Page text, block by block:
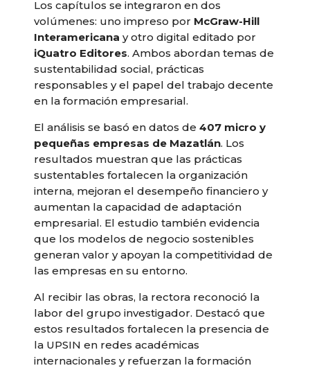
Los capítulos se integraron en dos
volúmenes: uno impreso por McGraw-Hill
Interamericana y otro digital editado por
iQuatro Editores. Ambos abordan temas de
sustentabilidad social, prácticas
responsables y el papel del trabajo decente
en la formación empresarial.
El análisis se basó en datos de 407 micro y
pequeñas empresas de Mazatlán. Los
resultados muestran que las prácticas
sustentables fortalecen la organización
interna, mejoran el desempeño financiero y
aumentan la capacidad de adaptación
empresarial. El estudio también evidencia
que los modelos de negocio sostenibles
generan valor y apoyan la competitividad de
las empresas en su entorno.
Al recibir las obras, la rectora reconoció la
labor del grupo investigador. Destacó que
estos resultados fortalecen la presencia de
la UPSIN en redes académicas
internacionales y refuerzan la formación